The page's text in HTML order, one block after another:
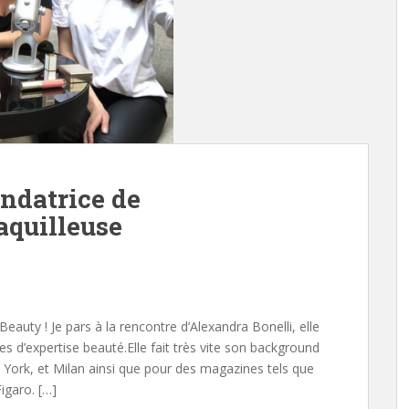
de
! Je pars à la rencontre d’Alexandra Bonelli, elle
d’expertise beauté.Elle fait très vite son background
et Milan ainsi que pour des magazines tels que
[…]